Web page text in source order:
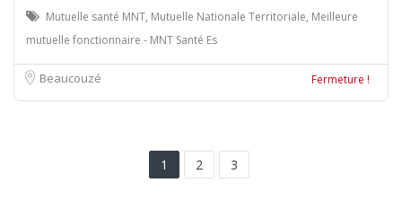
Mutuelle santé MNT, Mutuelle Nationale Territoriale, Meilleure
mutuelle fonctionnaire - MNT Santé Es
Beaucouzé Fermeture !
1 2 3